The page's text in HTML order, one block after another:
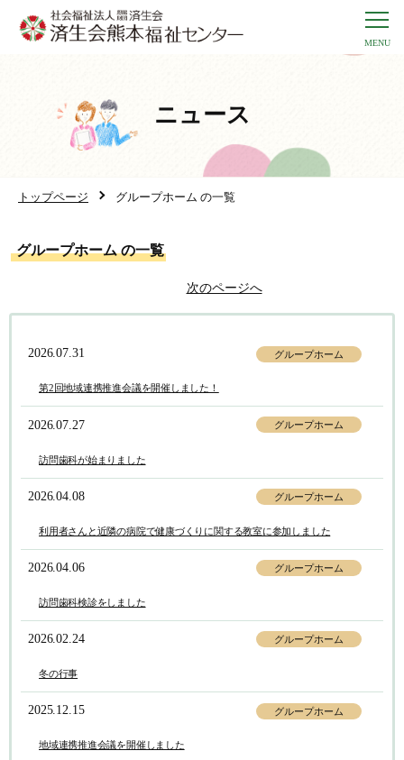
ニュース
トップページ グループホーム の一覧
グループホーム の一覧
次のページへ
2026.07.31 グループホーム
第2回地域連携推進会議を開催しました！
2026.07.27 グループホーム
訪問歯科が始まりました
2026.04.08 グループホーム
利用者さんと近隣の病院で健康づくりに関する教室に参加しました
2026.04.06 グループホーム
訪問歯科検診をしました
2026.02.24 グループホーム
冬の行事
2025.12.15 グループホーム
地域連携推進会議を開催しました